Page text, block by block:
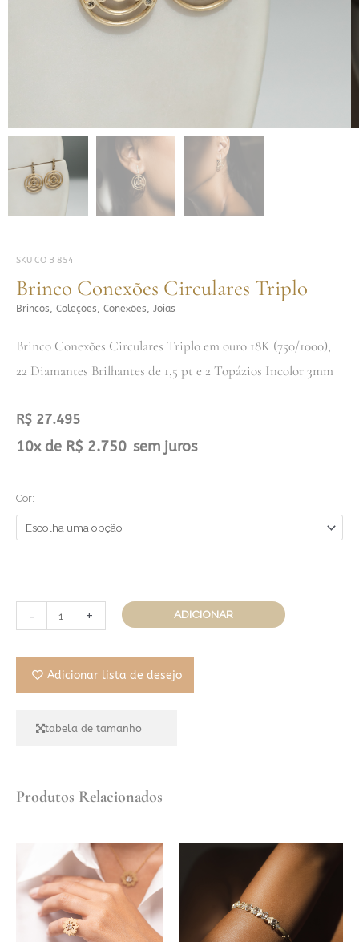
SKU CO B 854
Brinco Conexões Circulares Triplo
Brincos, Coleções, Conexões, Joias
Brinco Conexões Circulares Triplo em ouro 18K (750/1000),
22 Diamantes Brilhantes de 1,5 pt e 2 Topázios Incolor 3mm
R$ 27.495
10x de R$ 2.750 sem juros
Cor:
-
Brinco
Triplo
quantidade
+ ADICIONAR
Adicionar lista de desejo
tabela de tamanho
Produtos Relacionados